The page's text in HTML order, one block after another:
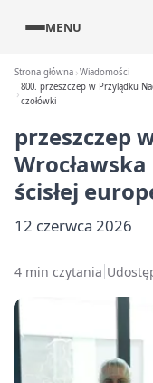
MENU
Strona główna Wiadomości
800. przeszczep w Przylądku
czołówki
przeszczep
ścisłej
12 czerwca 2026
4 min czytania